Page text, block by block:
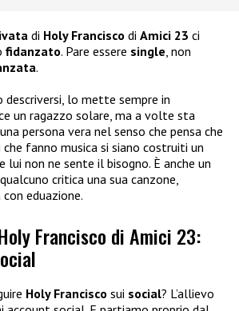
di Holy Francisco di Amici 23 ci
fidanzato. Pare essere single, non
.
lo mette sempre in
un ragazzo solare, ma a volte sta
persona vera nel senso che pensa che
fanno musica si siano costruiti un
lui non ne sente il bisogno. È anche un
critica una sua canzone,
eduazione.
Francisco di Amici 23:
Holy Francisco sui social? L’allievo